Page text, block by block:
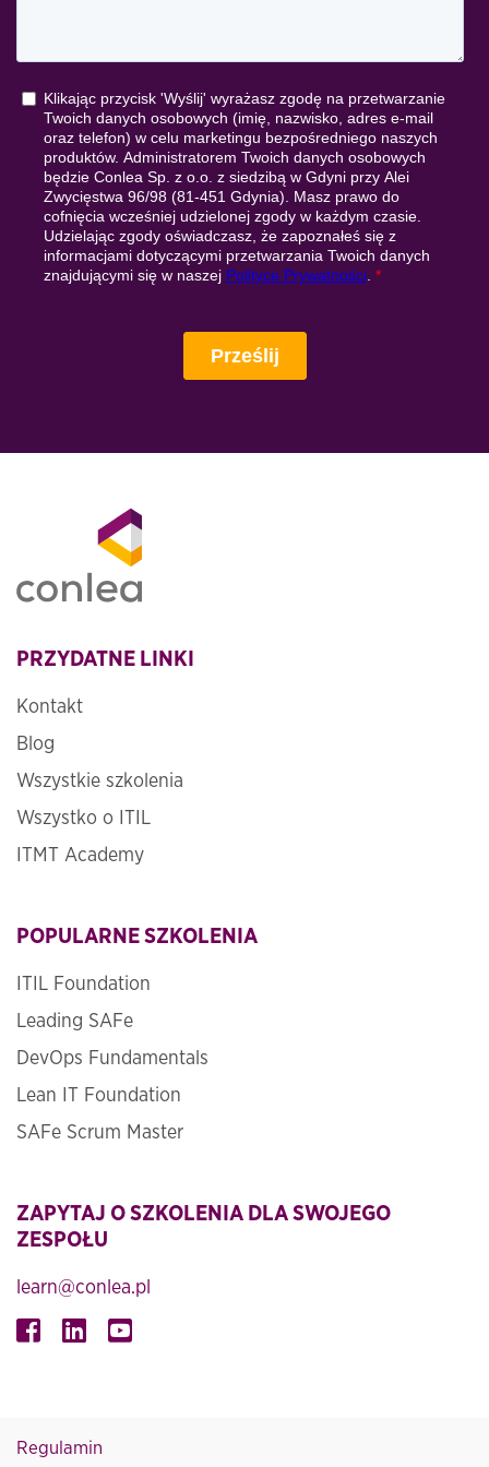
PRZYDATNE LINKI
Kontakt
Blog
Wszystkie szkolenia
Wszystko o ITIL
ITMT Academy
POPULARNE SZKOLENIA
ITIL Foundation
Leading SAFe
DevOps Fundamentals
Lean IT Foundation
SAFe Scrum Master
ZAPYTAJ O SZKOLENIA DLA SWOJEGO
ZESPOŁU
learn@conlea.pl
Regulamin